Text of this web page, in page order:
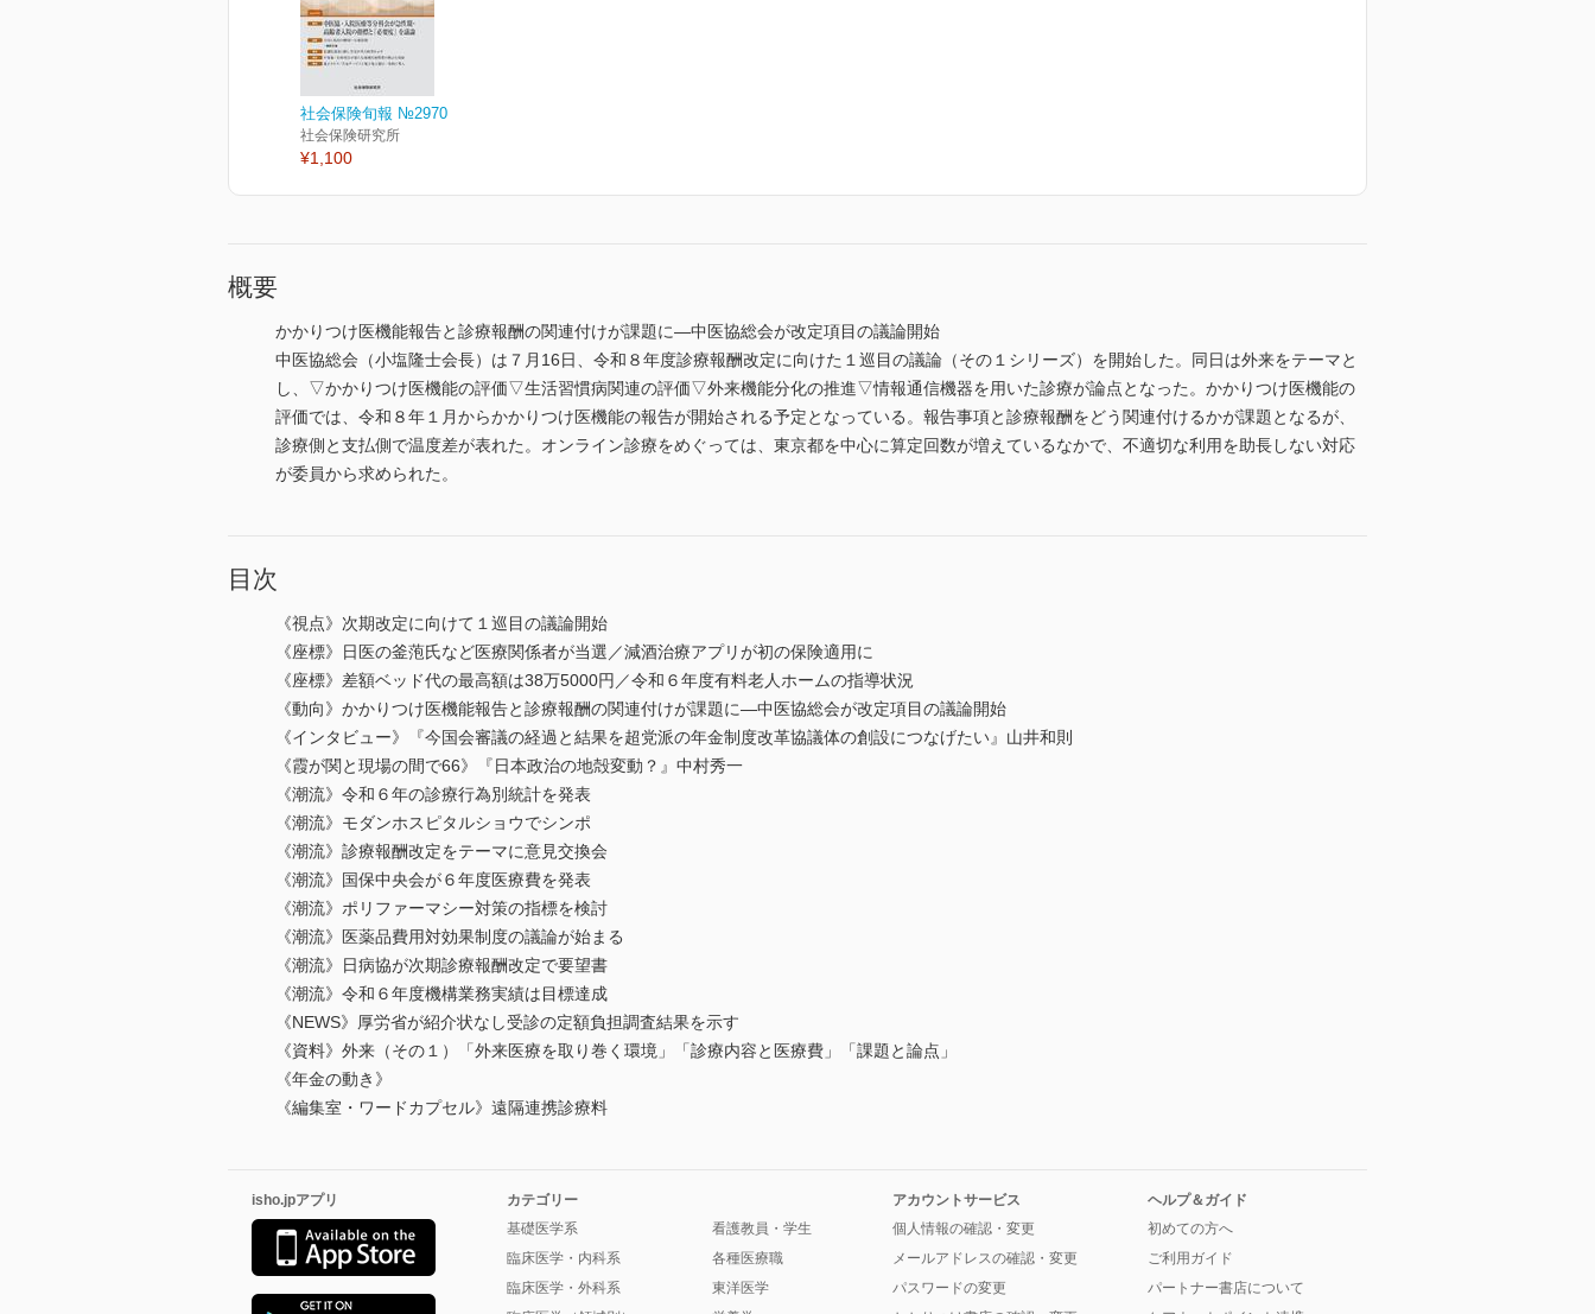
社会保険旬報 №2970
社会保険研究所
¥1,100
概要
かかりつけ医機能報告と診療報酬の関連付けが課題に—中医協総会が改定項目の議論開始
中医協総会（小塩隆士会長）は７月16日、令和８年度診療報酬改定に向けた１巡目の議論（その１シリーズ）を開始した。同日は外来をテーマと
し、▽かかりつけ医機能の評価▽生活習慣病関連の評価▽外来機能分化の推進▽情報通信機器を用いた診療が論点となった。かかりつけ医機能の
評価では、令和８年１月からかかりつけ医機能の報告が開始される予定となっている。報告事項と診療報酬をどう関連付けるかが課題となるが、
診療側と支払側で温度差が表れた。オンライン診療をめぐっては、東京都を中心に算定回数が増えているなかで、不適切な利用を助長しない対応
が委員から求められた。
目次
《視点》次期改定に向けて１巡目の議論開始
《座標》日医の釜萢氏など医療関係者が当選／減酒治療アプリが初の保険適用に
《座標》差額ベッド代の最高額は38万5000円／令和６年度有料老人ホームの指導状況
《動向》かかりつけ医機能報告と診療報酬の関連付けが課題に―中医協総会が改定項目の議論開始
《インタビュー》『今国会審議の経過と結果を超党派の年金制度改革協議体の創設につなげたい』山井和則
《霞が関と現場の間で66》『日本政治の地殻変動？』中村秀一
《潮流》令和６年の診療行為別統計を発表
《潮流》モダンホスピタルショウでシンポ
《潮流》診療報酬改定をテーマに意見交換会
《潮流》国保中央会が６年度医療費を発表
《潮流》ポリファーマシー対策の指標を検討
《潮流》医薬品費用対効果制度の議論が始まる
《潮流》日病協が次期診療報酬改定で要望書
《潮流》令和６年度機構業務実績は目標達成
《NEWS》厚労省が紹介状なし受診の定額負担調査結果を示す
《資料》外来（その１）「外来医療を取り巻く環境」「診療内容と医療費」「課題と論点」
《年金の動き》
《編集室・ワードカプセル》遠隔連携診療料
isho.jpアプリ
カテゴリー
基礎医学系
臨床医学・内科系
臨床医学・外科系
看護教員・学生
各種医療職
東洋医学
アカウントサービス
個人情報の確認・変更
メールアドレスの確認・変更
パスワードの変更
ヘルプ＆ガイド
初めての方へ
ご利用ガイド
パートナー書店について